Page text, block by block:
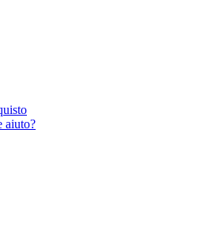
aiuto?